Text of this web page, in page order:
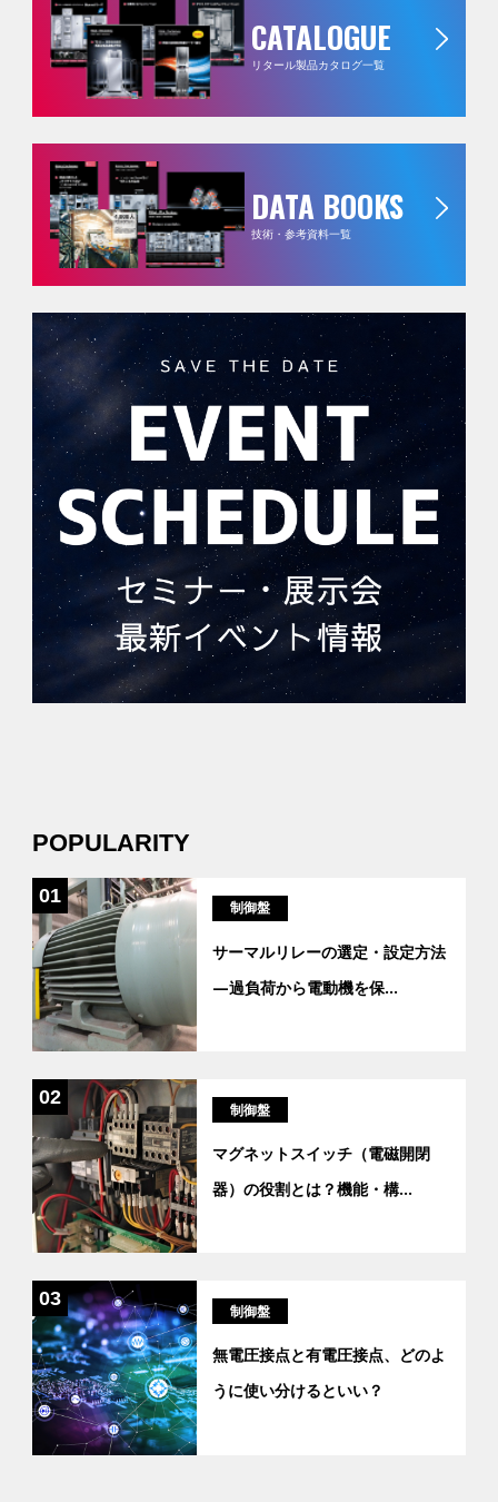
CATALOGUE
リタール製品カタログ一覧
DATA BOOKS
技術・参考資料一覧
POPULARITY
01
制御盤
サーマルリレーの選定・設定方法
―過負荷から電動機を保...
02
制御盤
マグネットスイッチ（電磁開閉
器）の役割とは？機能・構...
03
制御盤
無電圧接点と有電圧接点、どのよ
うに使い分けるといい？